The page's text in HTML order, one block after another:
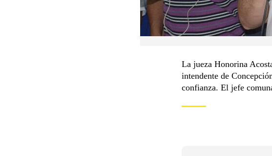
La jueza Honorina
intendente de
confianza. El jefe